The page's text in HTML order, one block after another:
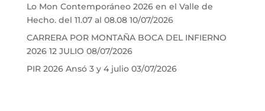
Lo Mon Contemporáneo 2026 en el Valle de
Hecho. del 11.07 al 08.08 10/07/2026
CARRERA POR MONTAÑA BOCA DEL INFIERNO
2026 12 JULIO 08/07/2026
PIR 2026 Ansó 3 y 4 julio 03/07/2026